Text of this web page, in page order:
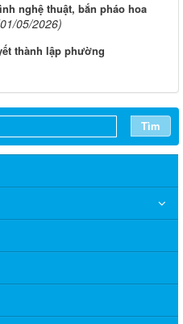
nghệ thuật, bắn pháo hoa
05/2026)
thành lập phường
Tìm